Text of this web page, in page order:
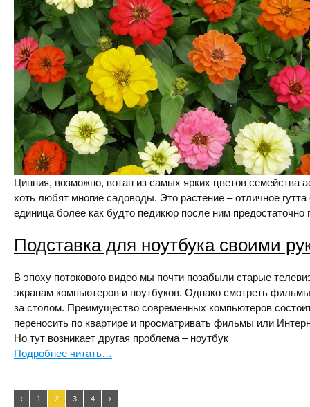
Цинния, возможно, вотан из самых ярких цветов семейства
хоть любят многие садоводы. Это растение – отличное
единица более как будто педикюр после ним предостаточно
Подставка для ноутбука своими
В эпоху потокового видео мы почти позабыли старые
экранам компьютеров и ноутбуков. Однако смотреть
за столом. Преимущество современных компьютеров
переносить по квартире и просматривать фильмы или
Но тут возникает другая проблема – ноутбук
Подробнее читать…
‹ 1 2 3 4 ›